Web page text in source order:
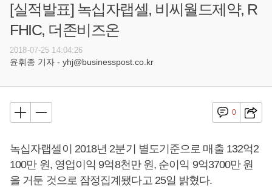
[실적발표] 녹십자랩셀, 비씨월드제약, R
FHIC, 더존비즈온
2018-07-25 14:04:26
윤휘종 기자 - yhj@businesspost.co.kr
0
녹십자랩셀이 2018년 2분기 별도기준으로 매출 132억2
100만 원, 영업이익 9억8천만 원, 순이익 9억3700만 원
을 거둔 것으로 잠정집계됐다고 25일 밝혔다.